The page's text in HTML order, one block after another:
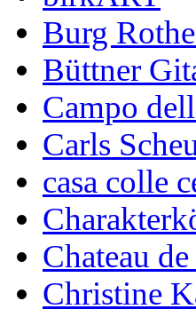
Burg
Büttner
Campo
Carls
casa colle
Chateau
Christine